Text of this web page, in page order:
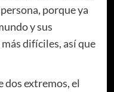
porque ya
y sus
difíciles, así que
dos extremos, el